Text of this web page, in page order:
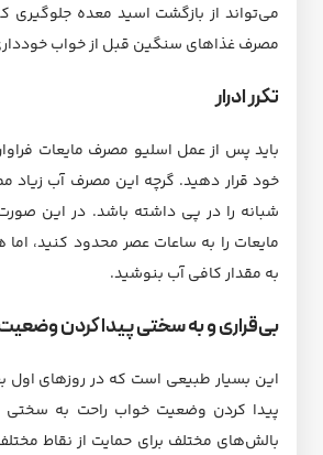
می‌تواند از بازگشت اسید معده جلوگیری
مصرف غذاهای سنگین قبل از خواب
تکرر ادرار
باید پس از عمل اسلیو مصرف مایعات فراوان
خود قرار دهید. گرچه این مصرف آب زیاد
شبانه را در پی داشته باشد. در این
مایعات را به ساعات عصر محدود کنید، اما
به مقدار کافی آب بنوشید.
بی‌قراری و به سختی پیدا کردن
این بسیار طبیعی است که در روزهای اول
پیدا کردن وضعیت خواب راحت به سختی
بالش‌های مختلف برای حمایت از نقاط